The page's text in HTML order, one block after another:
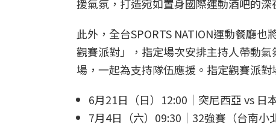
援氣氛，打造宛如置身國際運動酒吧的深
此外，全台SPORTS NATION運動餐廳
觀賽派對」，指定場次安排主持人帶動
場，一起為支持隊伍應援。指定觀賽派對
6月21日（日）12:00｜突尼西亞 vs 日
7月4日（六）09:30｜32強賽（台南小